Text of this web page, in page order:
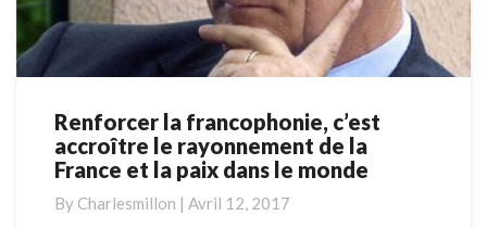
Renforcer
la
francophonie,
accroître
Renforcer la francophonie, c’est
accroître le rayonnement de la
France et la paix dans le monde
By Charlesmillon | Avril 12, 2017